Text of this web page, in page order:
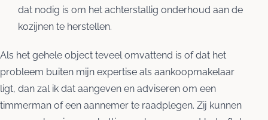
dat nodig is om het achterstallig onderhoud aan de
kozijnen te herstellen.
Als het gehele object teveel omvattend is of dat het
probleem buiten mijn expertise als aankoopmakelaar
ligt, dan zal ik dat aangeven en adviseren om een
timmerman of een aannemer te raadplegen. Zij kunnen